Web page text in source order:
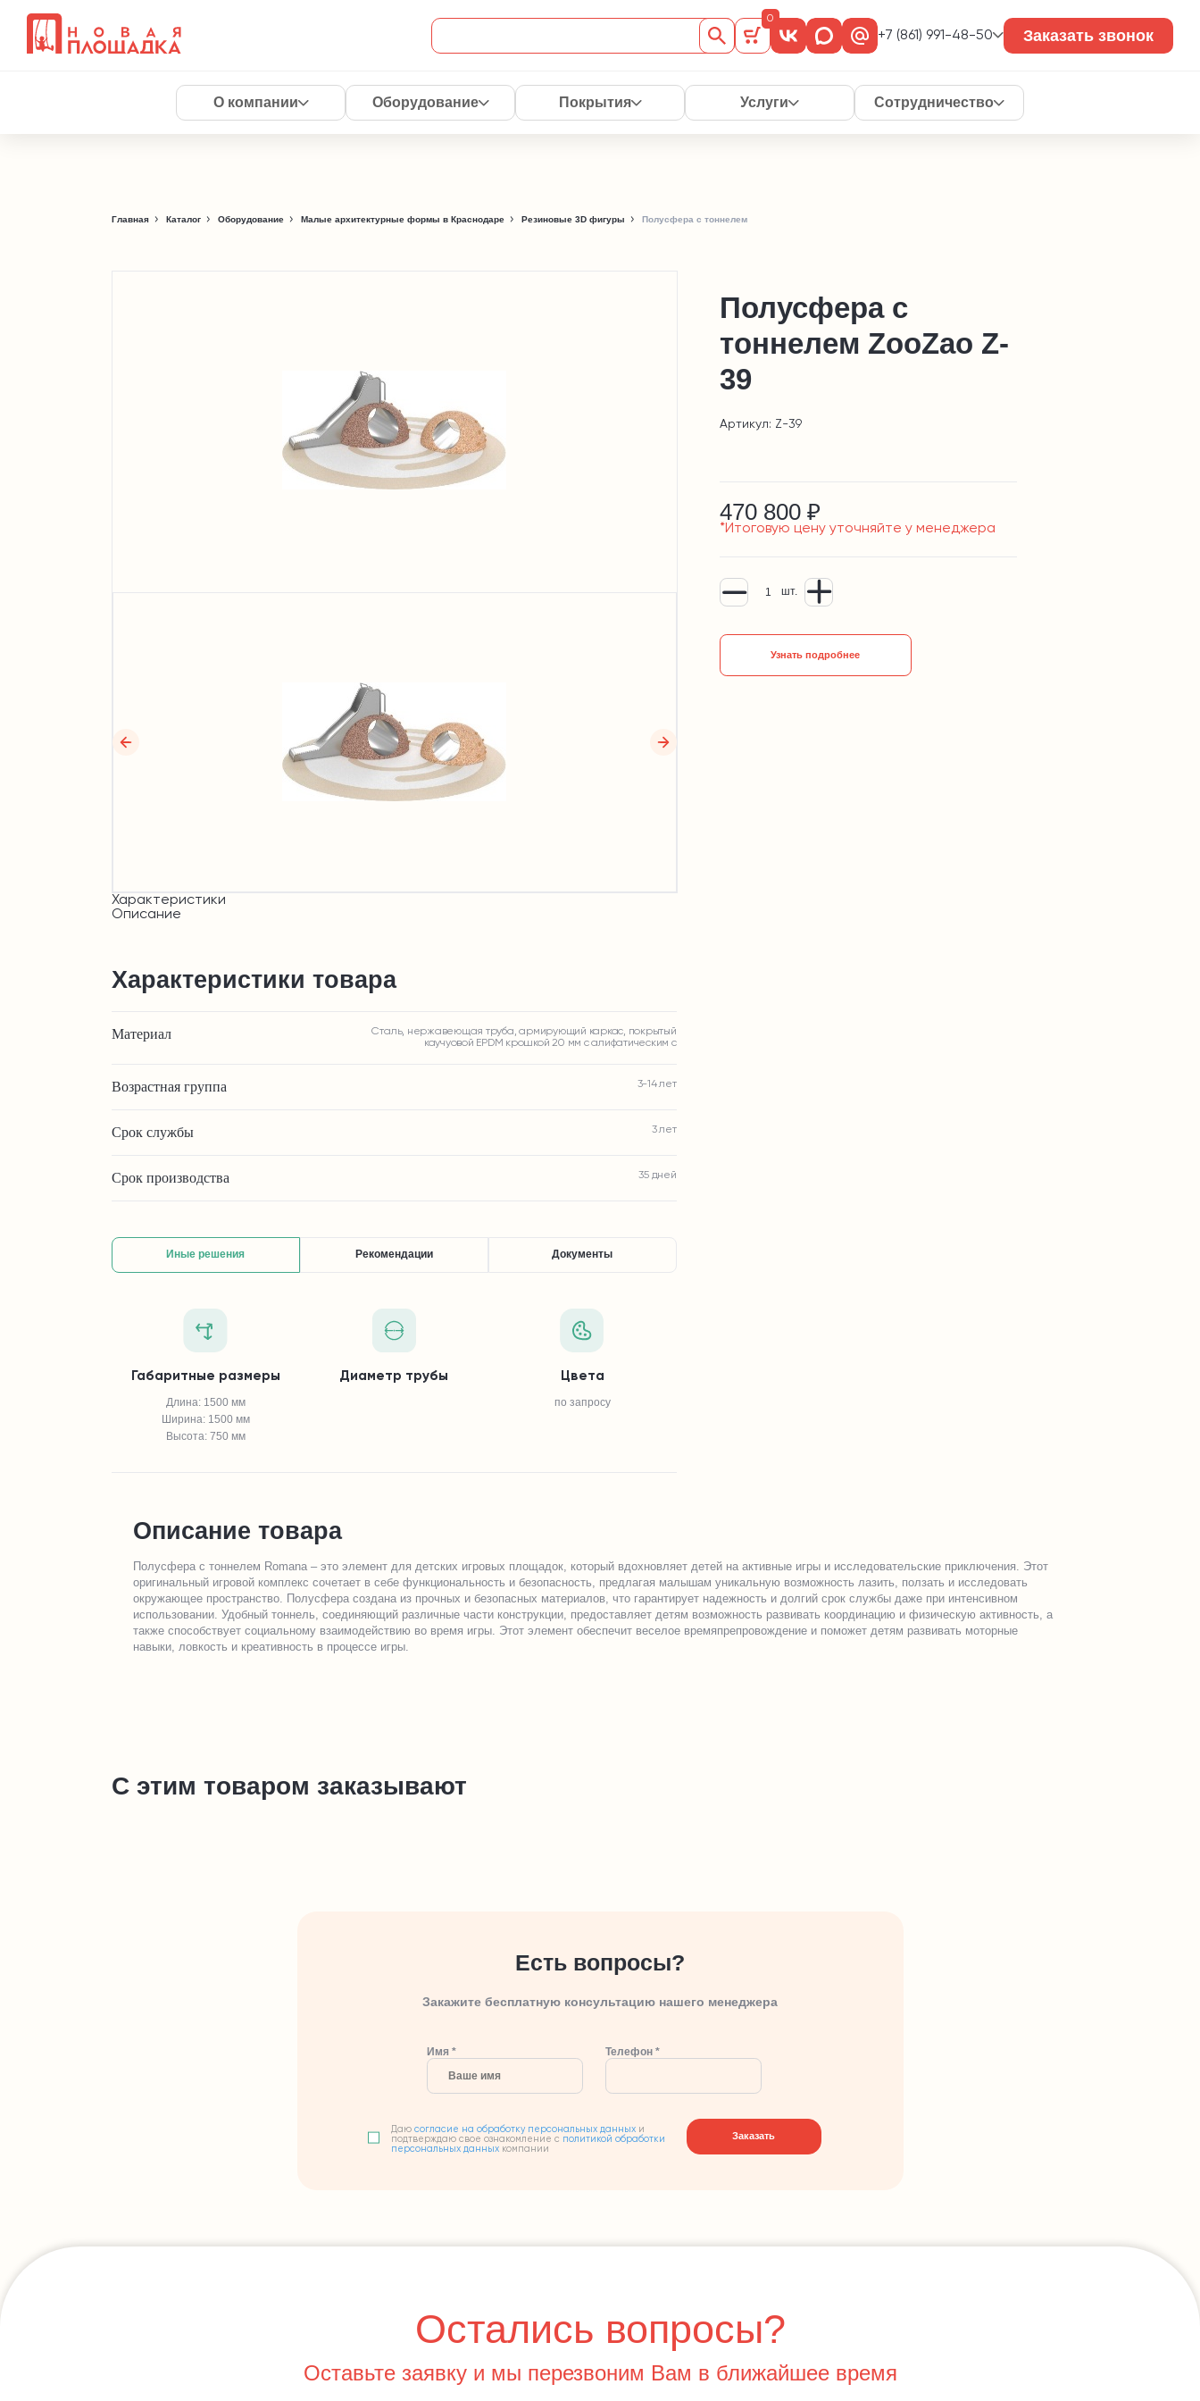
0
+7 (861) 991-48-50 Заказать звонок
О компании Оборудование Покрытия Услуги Сотрудничество
Главная Каталог Оборудование Малые архитектурные формы в Краснодаре Резиновые 3D фигуры Полусфера с тоннелем
Полусфера с
тоннелем ZooZao Z-
39
Артикул: Z-39
470 800 ₽
*Итоговую цену уточняйте у менеджера
шт.
Узнать подробнее
Характеристики
Описание
Характеристики товара
Материал
Сталь, нержавеющая труба, армирующий каркас, покрытый
каучуовой EPDM крошкой 20 мм с алифатическим с
Возрастная группа 3-14 лет
Срок службы 3 лет
Срок производства 35 дней
Иные решения Рекомендации Документы
Габаритные размеры
Длина: 1500 мм
Ширина: 1500 мм
Высота: 750 мм
Диаметр трубы Цвета
по запросу
Описание товара
Полусфера с тоннелем Romana – это элемент для детских игровых площадок, который вдохновляет детей на активные игры и исследовательские приключения. Этот
оригинальный игровой комплекс сочетает в себе функциональность и безопасность, предлагая малышам уникальную возможность лазить, ползать и исследовать
окружающее пространство. Полусфера создана из прочных и безопасных материалов, что гарантирует надежность и долгий срок службы даже при интенсивном
использовании. Удобный тоннель, соединяющий различные части конструкции, предоставляет детям возможность развивать координацию и физическую активность, а
также способствует социальному взаимодействию во время игры. Этот элемент обеспечит веселое времяпрепровождение и поможет детям развивать моторные
навыки, ловкость и креативность в процессе игры.
С этим товаром заказывают
Есть вопросы?
Закажите бесплатную консультацию нашего менеджера
Имя * Телефон *
Даю согласие на обработку персональных данных и
подтверждаю свое ознакомление с политикой обработки
персональных данных компании
Заказать
Остались вопросы?
Оставьте заявку и мы перезвоним Вам в ближайшее время